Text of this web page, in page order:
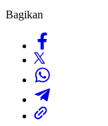
Bagikan